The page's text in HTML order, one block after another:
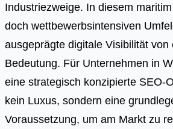
Industriezweige. In diesem
doch wettbewerbsintensiven
ausgeprägte digitale Visibilität von
Bedeutung. Für Unternehmen in
eine strategisch konzipierte SEO-
kein Luxus, sondern eine
Voraussetzung, um am Markt zu